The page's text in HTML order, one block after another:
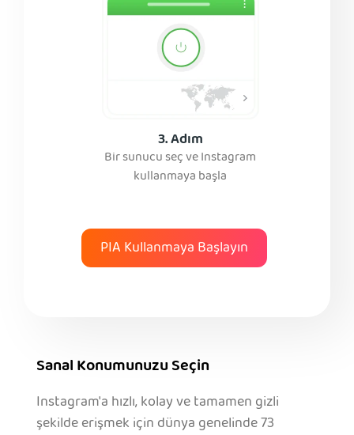
3. Adım
Bir sunucu seç ve Instagram
kullanmaya başla
PIA Kullanmaya Başlayın
Sanal Konumunuzu Seçin
Instagram'a hızlı, kolay ve tamamen gizli
şekilde erişmek için dünya genelinde 73